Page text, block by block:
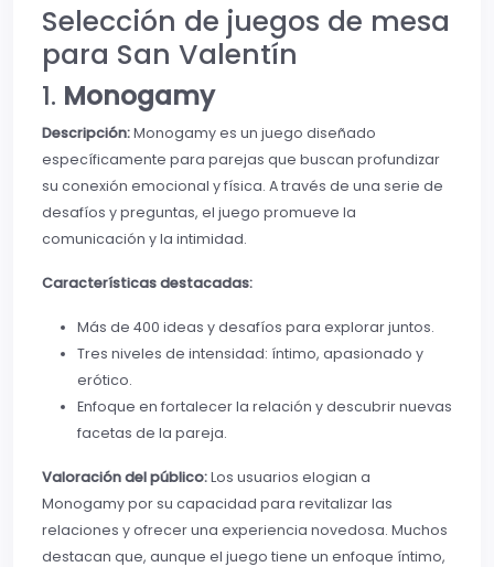
Selección de juegos de mesa
para San Valentín
1. Monogamy
Descripción:Monogamy es un juego diseñado
específicamente para parejas que buscan profundizar
su conexión emocional y física. A través de una serie de
desafíos y preguntas, el juego promueve la
comunicación y la intimidad.
Características destacadas:
Más de 400 ideas y desafíos para explorar juntos.
Tres niveles de intensidad: íntimo, apasionado y
erótico.
Enfoque en fortalecer la relación y descubrir nuevas
facetas de la pareja.
Valoración del público:Los usuarios elogian a
Monogamy por su capacidad para revitalizar las
relaciones y ofrecer una experiencia novedosa. Muchos
destacan que, aunque el juego tiene un enfoque íntimo,